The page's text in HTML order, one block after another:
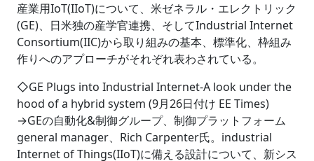
産業用IoT(IIoT)について、米ゼネラル・エレクトリック
(GE)、日米独の産学官連携、そしてIndustrial Internet
Consortium(IIC)から取り組みの基本、標準化、枠組み
作りへのアプローチがそれぞれ表わされている。
◇GE Plugs into Industrial Internet-A look under the
hood of a hybrid system (9月26日付け EE Times)
→GEの自動化&制御グループ、制御プラットフォーム
general manager、Rich Carpenter氏。industrial
Internet of Things(IIoT)に備える設計について、新シス